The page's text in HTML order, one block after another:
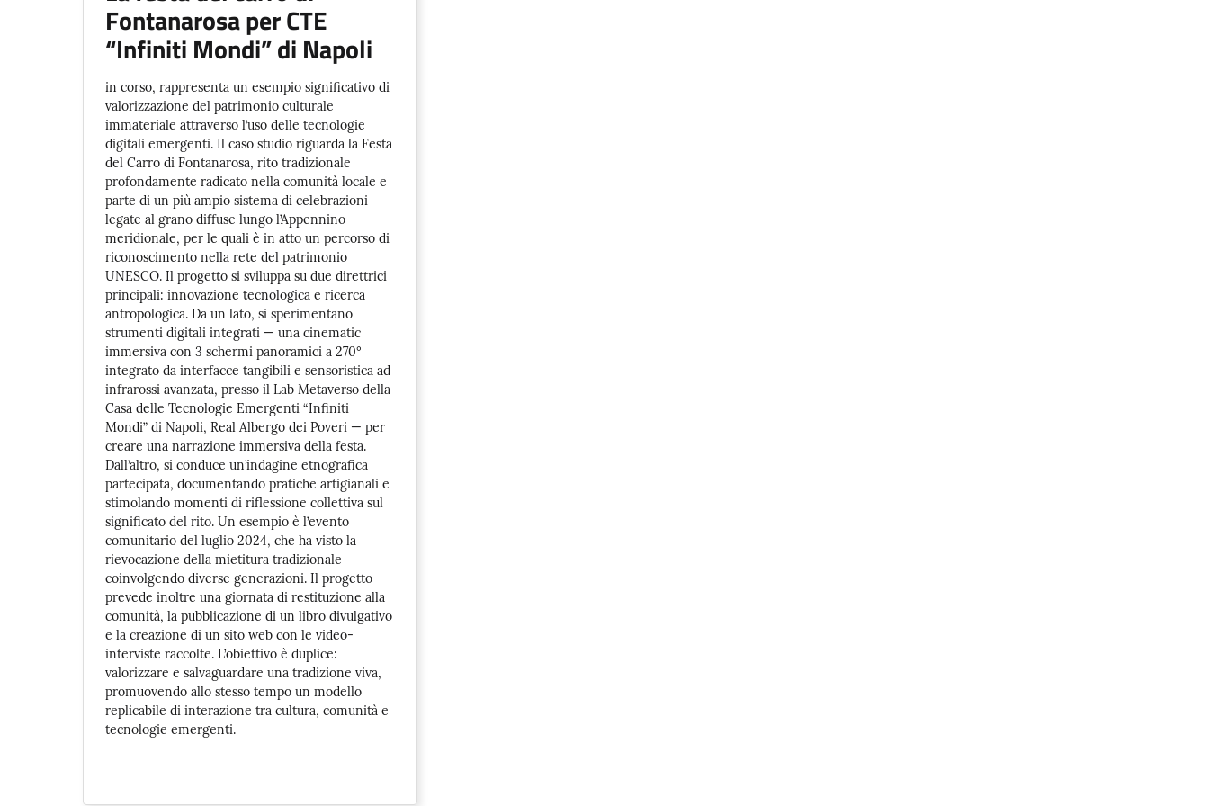
Fontanarosa per CTE
“Infiniti Mondi” di Napoli
in corso, rappresenta un esempio significativo di
valorizzazione del patrimonio culturale
immateriale attraverso l’uso delle tecnologie
digitali emergenti. Il caso studio riguarda la Festa
del Carro di Fontanarosa, rito tradizionale
profondamente radicato nella comunità locale e
parte di un più ampio sistema di celebrazioni
legate al grano diffuse lungo l’Appennino
meridionale, per le quali è in atto un percorso di
riconoscimento nella rete del patrimonio
UNESCO. Il progetto si sviluppa su due direttrici
principali: innovazione tecnologica e ricerca
antropologica. Da un lato, si sperimentano
strumenti digitali integrati — una cinematic
immersiva con 3 schermi panoramici a 270°
integrato da interfacce tangibili e sensoristica ad
infrarossi avanzata, presso il Lab Metaverso della
Casa delle Tecnologie Emergenti “Infiniti
Mondi” di Napoli, Real Albergo dei Poveri — per
creare una narrazione immersiva della festa.
Dall’altro, si conduce un’indagine etnografica
partecipata, documentando pratiche artigianali e
stimolando momenti di riflessione collettiva sul
significato del rito. Un esempio è l’evento
comunitario del luglio 2024, che ha visto la
rievocazione della mietitura tradizionale
coinvolgendo diverse generazioni. Il progetto
prevede inoltre una giornata di restituzione alla
comunità, la pubblicazione di un libro divulgativo
e la creazione di un sito web con le video-
interviste raccolte. L’obiettivo è duplice:
valorizzare e salvaguardare una tradizione viva,
promuovendo allo stesso tempo un modello
replicabile di interazione tra cultura, comunità e
tecnologie emergenti.